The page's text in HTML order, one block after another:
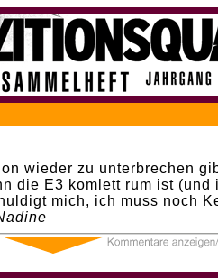
wieder zu unterbrechen
die E3 komlett rum ist (und
mich, ich muss noch